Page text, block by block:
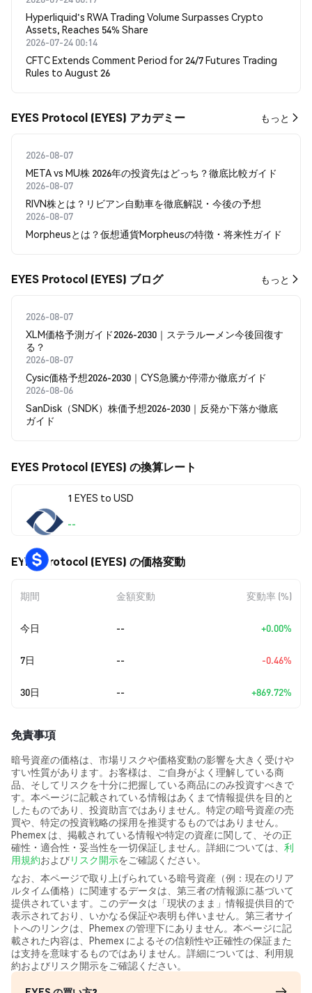
Hyperliquid's RWA Trading Volume Surpasses Crypto
Assets, Reaches 54% Share
2026-07-24 00:14
CFTC Extends Comment Period for 24/7 Futures Trading
Rules to August 26
EYES Protocol (EYES) アカデミー もっと
2026-08-07
META vs MU株 2026年の投資先はどっち？徹底比較ガイド
2026-08-07
RIVN株とは？リビアン自動車を徹底解説・今後の予想
2026-08-07
Morpheusとは？仮想通貨Morpheusの特徴・将来性ガイド
EYES Protocol (EYES) ブログ もっと
2026-08-07
XLM価格予測ガイド2026-2030｜ステラルーメン今後回復す
る？
2026-08-07
Cysic価格予想2026-2030｜CYS急騰か停滞か徹底ガイド
2026-08-06
SanDisk（SNDK）株価予想2026-2030｜反発か下落か徹底
ガイド
EYES Protocol (EYES) の換算レート
1 EYES to USD
--
EYES Protocol (EYES) の価格変動
期間 金額変動 変動率 (%)
今日 -- +0.00%
7日 -- -0.46%
30日 -- +869.72%
免責事項
暗号資産の価格は、市場リスクや価格変動の影響を大きく受けや
すい性質があります。お客様は、ご自身がよく理解している商
品、そしてリスクを十分に把握している商品にのみ投資すべきで
す。本ページに記載されている情報はあくまで情報提供を目的と
したものであり、投資助言ではありません。特定の暗号資産の売
買や、特定の投資戦略の採用を推奨するものではありません。
Phemex は、掲載されている情報や特定の資産に関して、その正
確性・適合性・妥当性を一切保証しません。詳細については、 利
用規約およびリスク開示をご確認ください。
なお、本ページで取り上げられている暗号資産（例：現在のリア
ルタイム価格）に関連するデータは、第三者の情報源に基づいて
提供されています。このデータは「現状のまま」情報提供目的で
表示されており、いかなる保証や表明も伴いません。第三者サイ
トへのリンクは、Phemex の管理下にありません。本ページに記
載された内容は、Phemex によるその信頼性や正確性の保証また
は支持を意味するものではありません。詳細については、利用規
約およびリスク開示をご確認ください。